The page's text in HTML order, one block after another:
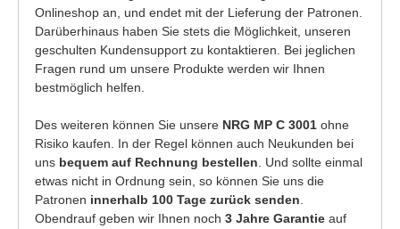
Onlineshop an, und endet mit der Lieferung der Patronen.
Darüberhinaus haben Sie stets die Möglichkeit, unseren
geschulten Kundensupport zu kontaktieren. Bei jeglichen
Fragen rund um unsere Produkte werden wir Ihnen
bestmöglich helfen.
Des weiteren können Sie unsere NRG MP C 3001 ohne
Risiko kaufen. In der Regel können auch Neukunden bei
uns bequem auf Rechnung bestellen . Und sollte einmal
etwas nicht in Ordnung sein, so können Sie uns die
Patronen innerhalb 100 Tage zurück senden
Obendrauf geben wir Ihnen noch 3 Jahre Garantie auf